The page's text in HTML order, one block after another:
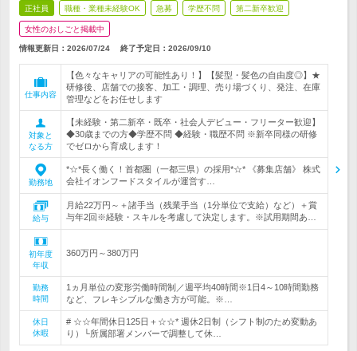
正社員 職種・業種未経験OK 急募 学歴不問 第二新卒歓迎
女性のおしごと掲載中
情報更新日：2026/07/24 終了予定日： 2026/09/10
仕事内容
【色々なキャリアの可能性あり！】【髪型・髪色の自由度◎】★
研修後、店舗での接客、加工・調理、売り場づくり、発注、在庫
管理などをお任せします
対象と
なる方
【未経験・第二新卒・既卒・社会人デビュー・フリーター歓迎】
◆30歳までの方◆学歴不問 ◆経験・職歴不問 ※新卒同様の研修
でゼロから育成します！
勤務地
*☆*長く働く！首都圏（一都三県）の採用*☆* 《募集店舗》 株式
会社イオンフードスタイルが運営す…
給与
月給22万円～＋諸手当（残業手当（1分単位で支給）など）＋賞
与年2回※経験・スキルを考慮して決定します。※試用期間あ…
初年度
年収
360万円～380万円
勤務
時間
1ヵ月単位の変形労働時間制／週平均40時間※1日4～10時間勤務
など、フレキシブルな働き方が可能。※…
休日
休暇
# ☆☆年間休日125日＋☆☆* 週休2日制（シフト制のため変動あ
り）└所属部署メンバーで調整して休…